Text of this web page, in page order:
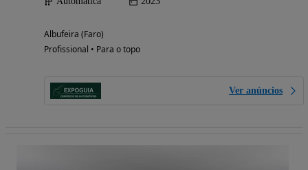
Albufeira (Faro)
Profissional • Para o topo
Ver anúncios